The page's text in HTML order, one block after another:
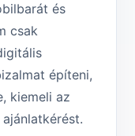
és
csak
építeni,
kiemeli az